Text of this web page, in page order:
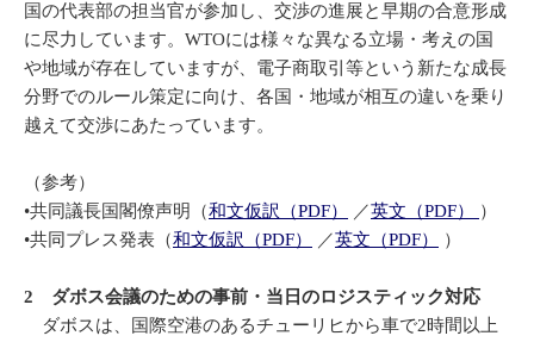
国の代表部の担当官が参加し、交渉の進展と早期の合意形成
に尽力しています。WTOには様々な異なる立場・考えの国
や地域が存在していますが、電子商取引等という新たな成長
分野でのルール策定に向け、各国・地域が相互の違いを乗り
越えて交渉にあたっています。
（参考）
•共同議長国閣僚声明（和文仮訳（PDF） ／英文（PDF）
）
•共同プレス発表（和文仮訳（PDF） ／英文（PDF） ）
2 ダボス会議のための事前・当日のロジスティック対応
ダボスは、国際空港のあるチューリヒから車で2時間以上